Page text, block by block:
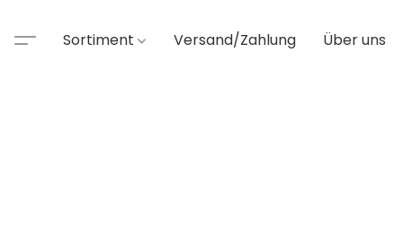
Sortiment Versand/Zahlung Über uns